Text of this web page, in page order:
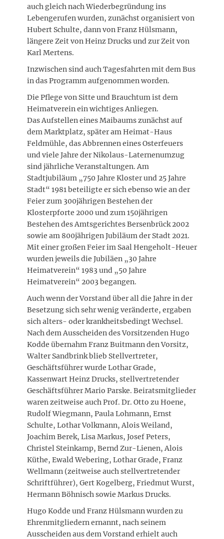
auch gleich nach Wiederbegründung ins
Lebengerufen wurden, zunächst organisiert von
Hubert Schulte, dann von Franz Hülsmann,
längere Zeit von Heinz Drucks und zur Zeit von
Karl Mertens.
Inzwischen sind auch Tagesfahrten mit dem Bus
in das Programm aufgenommen worden.
Die Pflege von Sitte und Brauchtum ist dem
Heimatverein ein wichtiges Anliegen.
Das Aufstellen eines Maibaums zunächst auf
dem Marktplatz, später am Heimat-Haus
Feldmühle, das Abbrennen eines Osterfeuers
und viele Jahre der Nikolaus-Laternenumzug
sind jährliche Veranstaltungen. Am
Stadtjubiläum „750 Jahre Kloster und 25 Jahre
Stadt“ 1981 beteiligte er sich ebenso wie an der
Feier zum 300jährigen Bestehen der
Klosterpforte 2000 und zum 150jährigen
Bestehen des Amtsgerichtes Bersenbrück 2002
sowie am 800jährigen Jubiläum der Stadt 2021.
Mit einer großen Feier im Saal Hengeholt-Heuer
wurden jeweils die Jubiläen „30 Jahre
Heimatverein“ 1983 und „50 Jahre
Heimatverein“ 2003 begangen.
Auch wenn der Vorstand über all die Jahre in der
Besetzung sich sehr wenig veränderte, ergaben
sich alters- oder krankheitsbedingt Wechsel.
Nach dem Ausscheiden des Vorsitzenden Hugo
Kodde übernahm Franz Buitmann den Vorsitz,
Walter Sandbrink blieb Stellvertreter,
Geschäftsführer wurde Lothar Grade,
Kassenwart Heinz Drucks, stellvertretender
Geschäftsführer Mario Parske. Beiratsmitglieder
waren zeitweise auch Prof. Dr. Otto zu Hoene,
Rudolf Wiegmann, Paula Lohmann, Ernst
Schulte, Lothar Volkmann, Alois Weiland,
Joachim Berek, Lisa Markus, Josef Peters,
Christel Steinkamp, Bernd Zur-Lienen, Alois
Küthe, Ewald Webering, Lothar Grade, Franz
Wellmann (zeitweise auch stellvertretender
Schriftführer), Gert Kogelberg, Friedmut Wurst,
Hermann Böhnisch sowie Markus Drucks.
Hugo Kodde und Franz Hülsmann wurden zu
Ehrenmitgliedern ernannt, nach seinem
Ausscheiden aus dem Vorstand erhielt auch